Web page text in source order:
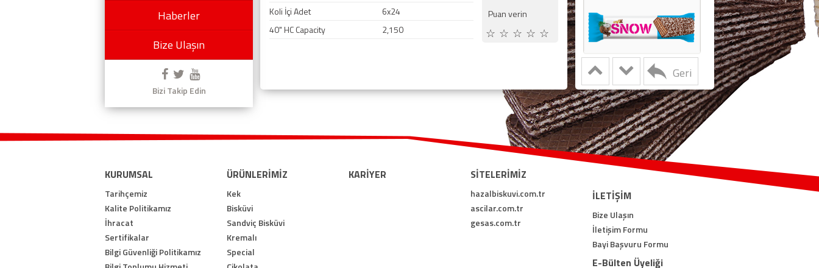
Haberler
Bize Ulaşın
Bizi Takip Edin
Geri
Koli İçi Adet
6x24
40" HC Capacity
2,150
Puan verin
☆ ☆ ☆ ☆ ☆
KURUMSAL
Tarihçemiz
Kalite Politikamız
İhracat
Sertifikalar
Bilgi Güvenliği Politikamız
ÜRÜNLERİMİZ
Kek
Bisküvi
Sandviç Bisküvi
Kremalı
Special
KARİYER SİTELERİMİZ
hazalbiskuvi.com.tr
ascilar.com.tr
gesas.com.tr
İLETİŞİM
Bize Ulaşın
İletişim Formu
Bayi Başvuru Formu
E-Bülten Üyeliği